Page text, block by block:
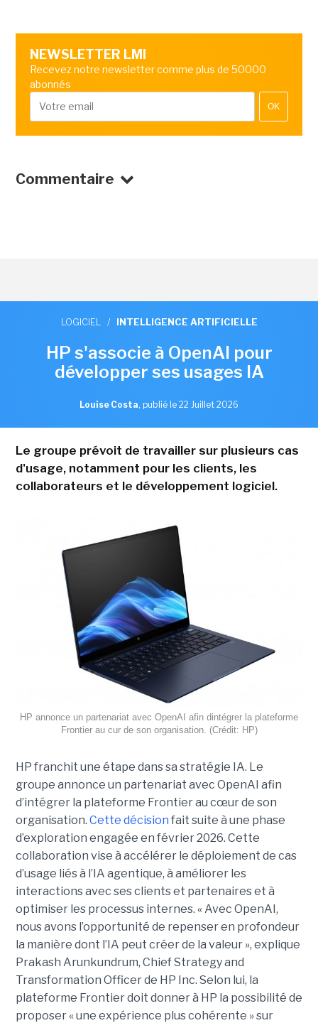
NEWSLETTER LMI
Recevez notre newsletter comme plus de 50000
abonnés
OK
Commentaire
LOGICIEL / INTELLIGENCE ARTIFICIELLE
HP s'associe à OpenAI pour
développer ses usages IA
Louise Costa, publié le 22 Juillet 2026
Le groupe prévoit de travailler sur plusieurs cas
d'usage, notamment pour les clients, les
collaborateurs et le développement logiciel.
HP annonce un partenariat avec OpenAI afin dintégrer la plateforme
Frontier au cur de son organisation. (Crédit: HP)
HP franchit une étape dans sa stratégie IA. Le
groupe annonce un partenariat avec OpenAI afin
d’intégrer la plateforme Frontier au cœur de son
organisation. Cette décision fait suite à une phase
d’exploration engagée en février 2026. Cette
collaboration vise à accélérer le déploiement de cas
d’usage liés à l’IA agentique, à améliorer les
interactions avec ses clients et partenaires et à
optimiser les processus internes. « Avec OpenAI,
nous avons l’opportunité de repenser en profondeur
la manière dont l’IA peut créer de la valeur », explique
Prakash Arunkundrum, Chief Strategy and
Transformation Officer de HP Inc. Selon lui, la
plateforme Frontier doit donner à HP la possibilité de
proposer « une expérience plus cohérente » sur